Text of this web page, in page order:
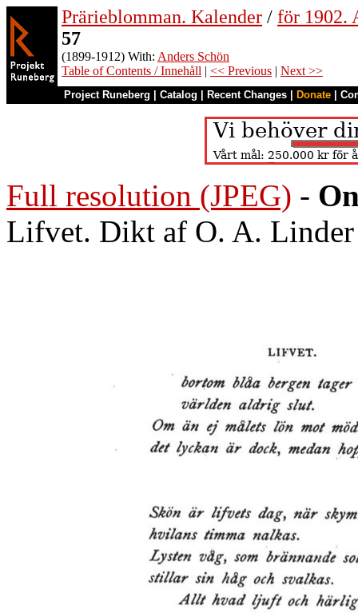
Prärieblomman. Kalender / för 1902.
57
(1899-1912) With: Anders Schön
Table of Contents / Innehåll | << Previous | Next >>
Project Runeberg Catalog Recent Changes Donate
Full resolution (JPEG) -
Lifvet. Dikt af O. A. Linder